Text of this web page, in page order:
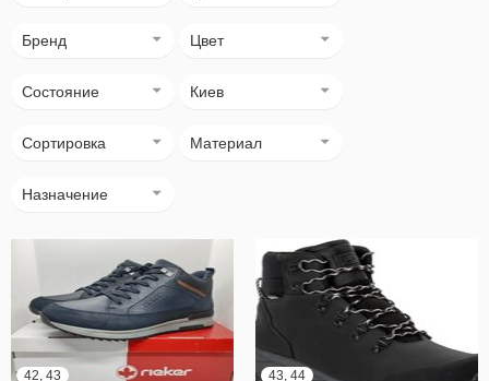
Бренд Цвет
Состояние Киев
Сортировка Материал
Назначение
42, 43 43, 44